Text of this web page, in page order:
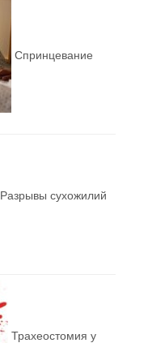
Спринцевание
Разрывы сухожилий
Трахеостомия у